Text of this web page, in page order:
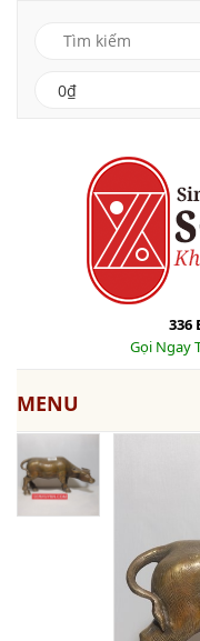
0₫
336
Gọi Ngay
MENU